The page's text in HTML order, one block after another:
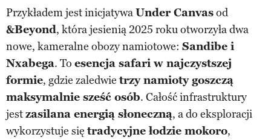
Przykładem jest inicjatywaUnder Canvasod
&Beyond, która jesienią 2025 roku otworzyła dwa
nowe, kameralne obozy namiotowe: Sandibe i
Nxabega. To esencja safari w najczystszej
formie, gdzie zaledwie trzy namioty goszczą
maksymalnie sześć osób. Całość infrastruktury
jestzasilana energią słoneczną, a do eksploracji
wykorzystuje się tradycyjne łodzie mokoro,